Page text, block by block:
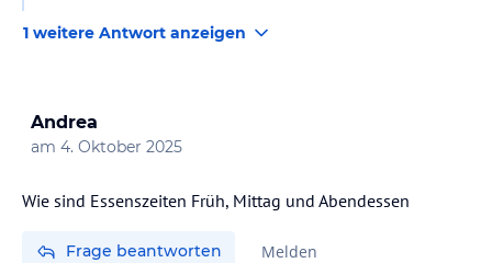
1 weitere Antwort anzeigen
Andrea
am 4. Oktober 2025
Wie sind Essenszeiten Früh, Mittag und Abendessen
Frage beantworten Melden